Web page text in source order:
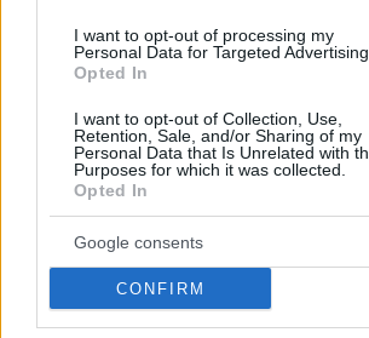
I want to opt-out of processing my
Personal Data for Targeted Advertising.
Opted In
I want to opt-out of Collection, Use,
Retention, Sale, and/or Sharing of my
Personal Data that Is Unrelated with
Purposes for which it was collected.
Opted In
Google consents
CONFIRM
Facebook/BKK – Budapesti
4. Noleggio auto
All’aeroporto di Budapest operano diverse
noleggio auto internazionali e locali, che
per i viaggi più lunghi fuori città.
Danubio o le destinazioni di campagna
Importante:
si assicuri di comprendere le
ungherese e i pedaggi autostradali prima di